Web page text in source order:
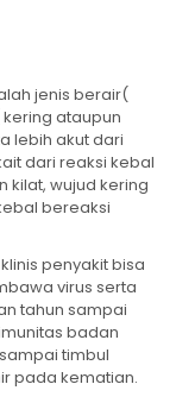
jenis berair(
ataupun
lebih akut dari
dari reaksi kebal
kilat, wujud kering
bereaksi
penyakit bisa
virus serta
tahun sampai
badan
timbul
pada kematian.